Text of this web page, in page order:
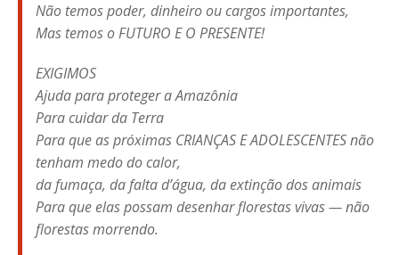
Não temos poder, dinheiro ou cargos importantes,
Mas temos o FUTURO E O PRESENTE!
EXIGIMOS
Ajuda para proteger a Amazônia
Para cuidar da Terra
Para que as próximas CRIANÇAS E ADOLESCENTES não
tenham medo do calor,
da fumaça, da falta d’água, da extinção dos animais
Para que elas possam desenhar florestas vivas — não
florestas morrendo.